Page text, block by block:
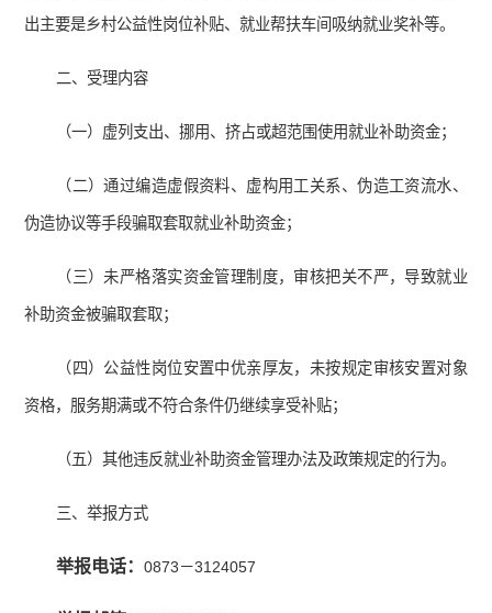
出主要是乡村公益性岗位补贴、就业帮扶车间吸纳就业奖补等。
二、受理内容
（一）虚列支出、挪用、挤占或超范围使用就业补助资金；
（二）通过编造虚假资料、虚构用工关系、伪造工资流水、
伪造协议等手段骗取套取就业补助资金；
（三）未严格落实资金管理制度，审核把关不严，导致就业
补助资金被骗取套取；
（四）公益性岗位安置中优亲厚友，未按规定审核安置对象
资格，服务期满或不符合条件仍继续享受补贴；
（五）其他违反就业补助资金管理办法及政策规定的行为。
三、举报方式
举报电话：0873－3124057